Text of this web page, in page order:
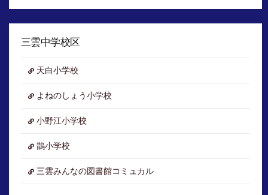
ア
イ
三雲中学校区
天白小学校
よねのしょう小学校
小野江小学校
鵲小学校
三雲みんなの図書館コミュカル